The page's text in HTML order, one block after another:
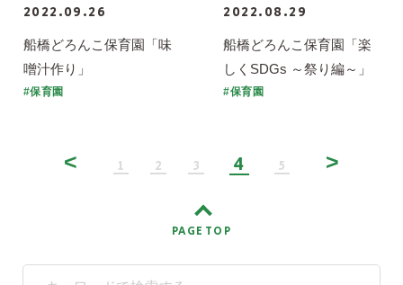
2022.09.26
船橋どろんこ保育園「味
噌汁作り」
#保育園
2022.08.29
船橋どろんこ保育園「楽
しくSDGs ～祭り編～」
#保育園
< 1 2 3 4 5 >
PAGE TOP